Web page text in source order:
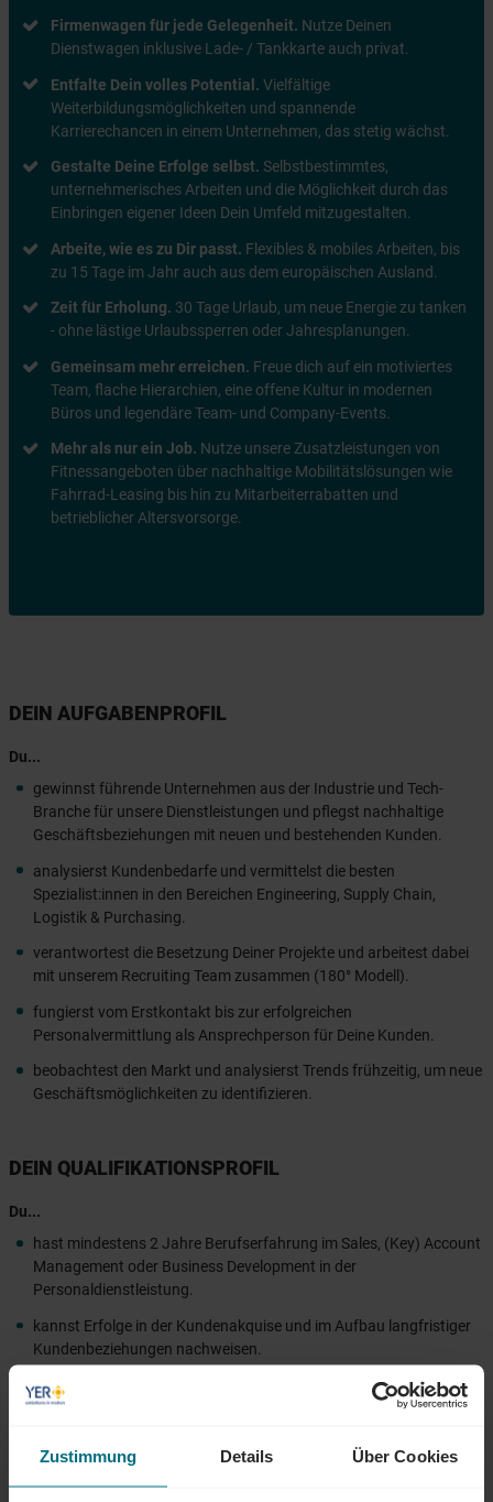
Zustimmung Details Über Cookies
Firmenwagen für jede Gelegenheit. Nutze Deinen
Dienstwagen inklusive Lade- / Tankkarte auch privat.
Entfalte Dein volles Potential. Vielfältige
Weiterbildungsmöglichkeiten und spannende
Karrierechancen in einem Unternehmen, das stetig wächst.
Gestalte Deine Erfolge selbst. Selbstbestimmtes,
unternehmerisches Arbeiten und die Möglichkeit durch das
Einbringen eigener Ideen Dein Umfeld mitzugestalten.
Arbeite, wie es zu Dir passt. Flexibles & mobiles Arbeiten, bis
zu 15 Tage im Jahr auch aus dem europäischen Ausland.
Zeit für Erholung. 30 Tage Urlaub, um neue Energie zu tanken
- ohne lästige Urlaubssperren oder Jahresplanungen.
Gemeinsam mehr erreichen. Freue dich auf ein motiviertes
Team, flache Hierarchien, eine offene Kultur in modernen
Büros und legendäre Team- und Company-Events.
Mehr als nur ein Job. Nutze unsere Zusatzleistungen von
Fitnessangeboten über nachhaltige Mobilitätslösungen wie
Fahrrad-Leasing bis hin zu Mitarbeiterrabatten und
betrieblicher Altersvorsorge.
DEIN AUFGABENPROFIL
Du...
gewinnst führende Unternehmen aus der Industrie und Tech-
Branche für unsere Dienstleistungen und pflegst nachhaltige
Geschäftsbeziehungen mit neuen und bestehenden Kunden.
analysierst Kundenbedarfe und vermittelst die besten
Spezialist:innen in den Bereichen Engineering, Supply Chain,
Logistik & Purchasing.
verantwortest die Besetzung Deiner Projekte und arbeitest dabei
mit unserem Recruiting Team zusammen (180° Modell).
fungierst vom Erstkontakt bis zur erfolgreichen
Personalvermittlung als Ansprechperson für Deine Kunden.
beobachtest den Markt und analysierst Trends frühzeitig, um neue
Geschäftsmöglichkeiten zu identifizieren.
DEIN QUALIFIKATIONSPROFIL
Du...
hast mindestens 2 Jahre Berufserfahrung im Sales, (Key) Account
Management oder Business Development in der
Personaldienstleistung.
kannst Erfolge in der Kundenakquise und im Aufbau langfristiger
Kundenbeziehungen nachweisen.
interessierst Dich für die aktuellen Entwicklungen in der Industrie
und bringst eine Affinität für diese Branche mit.
bringst ausgeprägte Beratungs- und Verhandlungsstärke sowie
ein sicheres Auftreten mit.